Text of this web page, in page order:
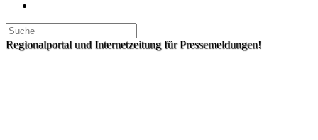
Regionalportal und Internetzeitung für Pressemeldungen!